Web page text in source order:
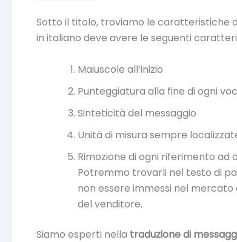
Sotto il titolo, troviamo le caratteristiche
in italiano deve avere le seguenti
Maiuscole all’inizio
Punteggiatura alla fine di ogni
Sinteticità del messaggio
Unità di misura sempre
Rimozione di ogni riferimento
Potremmo trovarli nel testo di
non essere immessi nel
del venditore.
Siamo esperti nella traduzione di